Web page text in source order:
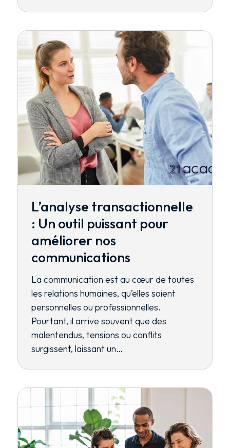
L’analyse transactionnelle
: Un outil puissant pour
améliorer nos
communications
La communication est au cœur de toutes
les relations humaines, qu’elles soient
personnelles ou professionnelles.
Pourtant, il arrive souvent que des
malentendus, tensions ou conflits
surgissent, laissant un…